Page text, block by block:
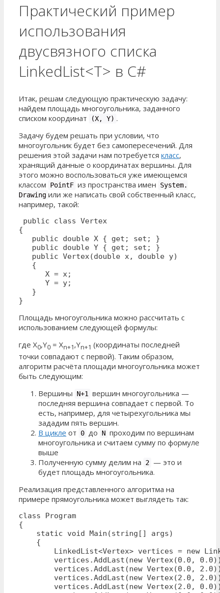
Практический пример
использования
двусвязного списка
LinkedList<T> в C#
Итак, решам следующую практическую задачу:
найдем площадь многоугольника, заданного
списком координат
(X, Y) .
Задачу будем решать при условии, что
многоугольник будет без самопересечений. Для
решения этой задачи нам потребуется класс,
хранящий данные о координатах вершины. Для
этого можно воспользоваться уже имеющемся
классом
PointF из пространства имен
System.
Drawing или же написать свой собственный класс,
например, такой:
public class Vertex
{
   public double X { get; set; }
   public double Y { get; set; }
   public Vertex(double x, double y)
   {
      X = x;
      Y = y;
   }
}
Площадь многоугольника можно рассчитать с
использованием следующей формулы:
где X0,Y0 = Xn+1,Yn+1 (координаты последней
точки совпадают с первой). Таким образом,
алгоритм расчёта площади многоугольника может
быть следующим:
Вершины
N+1
вершин многоугольника —
последняя вершина совпадает с первой. То
есть, например, для четырехугольника мы
зададим пять вершин.
В цикле от 0 до N проходим по вершинам
многоугольника и считаем сумму по формуле
выше
Полученную сумму делим на
2 — это и
будет площадь многоугольника.
Реализация представленного алгоритма на
примере прямоугольника может выглядеть так:
class Program
{
    static void Main(string[] args)
    {
LinkedList<Vertex> vertices = new
vertices.AddLast(new Vertex(0.0,
vertices.AddLast(new Vertex(0.0,
vertices.AddLast(new Vertex(2.0,
vertices.AddLast(new Vertex(2.0,